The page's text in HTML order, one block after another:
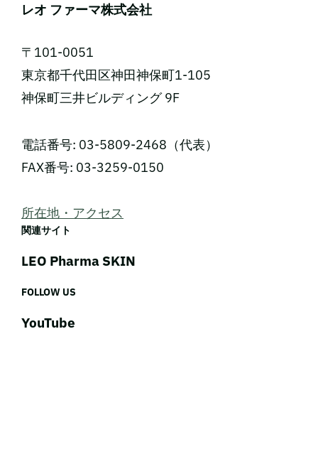
レオ ファーマ株式会社
〒101-0051
東京都千代田区神田神保町1-105
神保町三井ビルディング 9F
電話番号: 03-5809-2468（代表）
FAX番号: 03-3259-0150
所在地・アクセス
関連サイト
LEO Pharma SKIN
FOLLOW US
YouTube